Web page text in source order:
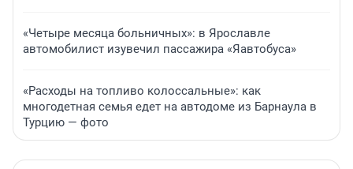
«Четыре месяца больничных»: в Ярославле
автомобилист изувечил пассажира «Яавтобуса»
«Расходы на топливо колоссальные»: как
многодетная семья едет на автодоме из Барнаула в
Турцию — фото